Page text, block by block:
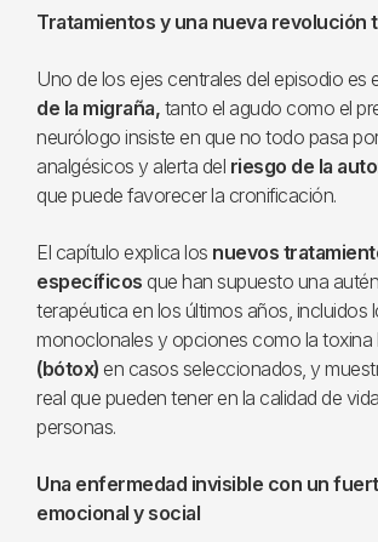
Tratamientos y una nueva revolución
Uno de los ejes centrales del episodio es
de la migraña, tanto el agudo como el
neurólogo insiste en que no todo pasa
analgésicos y alerta del riesgo de la
que puede favorecer la cronificación.
El capítulo explica los nuevos
específicos que han supuesto una
terapéutica en los últimos años, incluidos
monoclonales y opciones como la toxina
(bótox) en casos seleccionados, y
real que pueden tener en la calidad de
personas.
Una enfermedad invisible con un
emocional y social